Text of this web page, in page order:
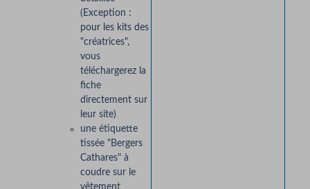
(Exception :
pour les kits des
"créatrices",
vous
téléchargerez la
fiche
directement sur
leur site)
une étiquette
tissée "Bergers
Cathares" à
coudre sur le
vêtement